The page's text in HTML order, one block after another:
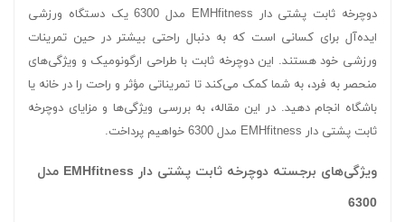
دوچرخه ثابت پشتی دار EMHfitness مدل 6300 یک دستگاه ورزشی
ایده‌آل برای کسانی است که به دنبال راحتی بیشتر در حین تمرینات
ورزشی خود هستند. این دوچرخه ثابت با طراحی ارگونومیک و ویژگی‌های
منحصر به فرد، به شما کمک می‌کند تا تمریناتی مؤثر و راحت را در خانه یا
باشگاه انجام دهید. در این مقاله، به بررسی ویژگی‌ها و مزایای دوچرخه
ثابت پشتی دار EMHfitness مدل 6300 خواهیم پرداخت.
ویژگی‌های برجسته دوچرخه ثابت پشتی دار EMHfitness مدل
6300